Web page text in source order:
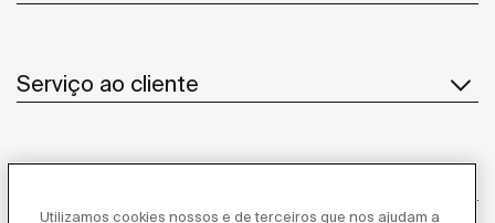
Serviço ao cliente
Utilizamos cookies nossos e de terceiros que nos ajudam a